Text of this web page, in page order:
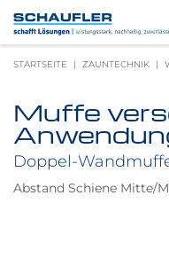
Inhalt
Hauptnavigation
Footernavigation
Logo
Schaufler
verlinkt
Startseite
STARTSEITE ZAUNTECHNIK
Produktbilder
überspringen
Muffe
Doppel-
Abstand Schiene Mitte/